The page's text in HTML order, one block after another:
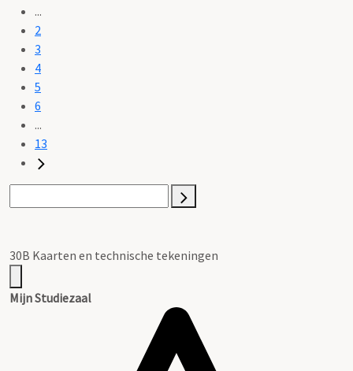
...
2
3
4
5
6
...
13
30B Kaarten en technische tekeningen
Mijn Studiezaal